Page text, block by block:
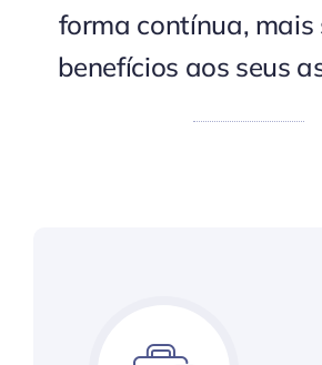
forma contínua, mais
benefícios aos seus